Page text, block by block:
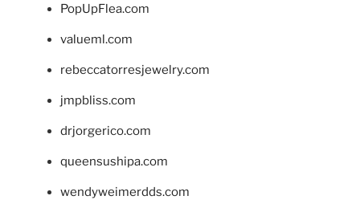
PopUpFlea.com
valueml.com
rebeccatorresjewelry.com
jmpbliss.com
drjorgerico.com
queensushipa.com
wendyweimerdds.com